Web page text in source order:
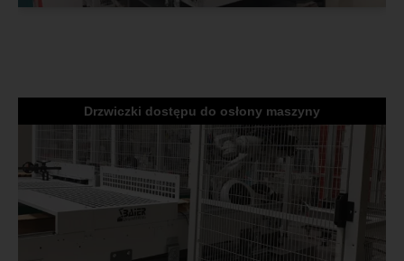
Drzwiczki dostępu do osłony maszyny